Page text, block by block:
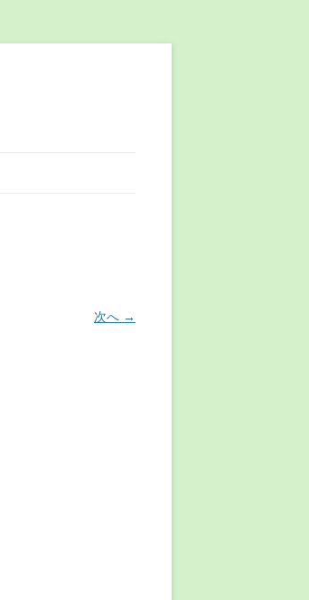
次へ →